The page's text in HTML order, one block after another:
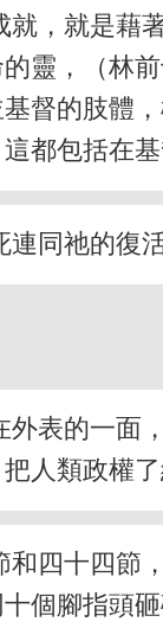
就，就是藉
靈，（林
督的肢體
都包括在
連同祂的復
表的一面
人類政權了
和四十四節
個腳指頭